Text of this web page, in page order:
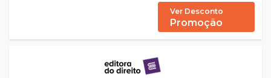
Ver Desconto
Promoção